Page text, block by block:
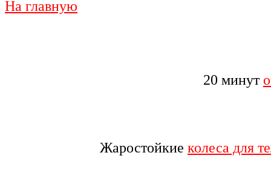
На главную
20 минут
Жаростойкие колеса для